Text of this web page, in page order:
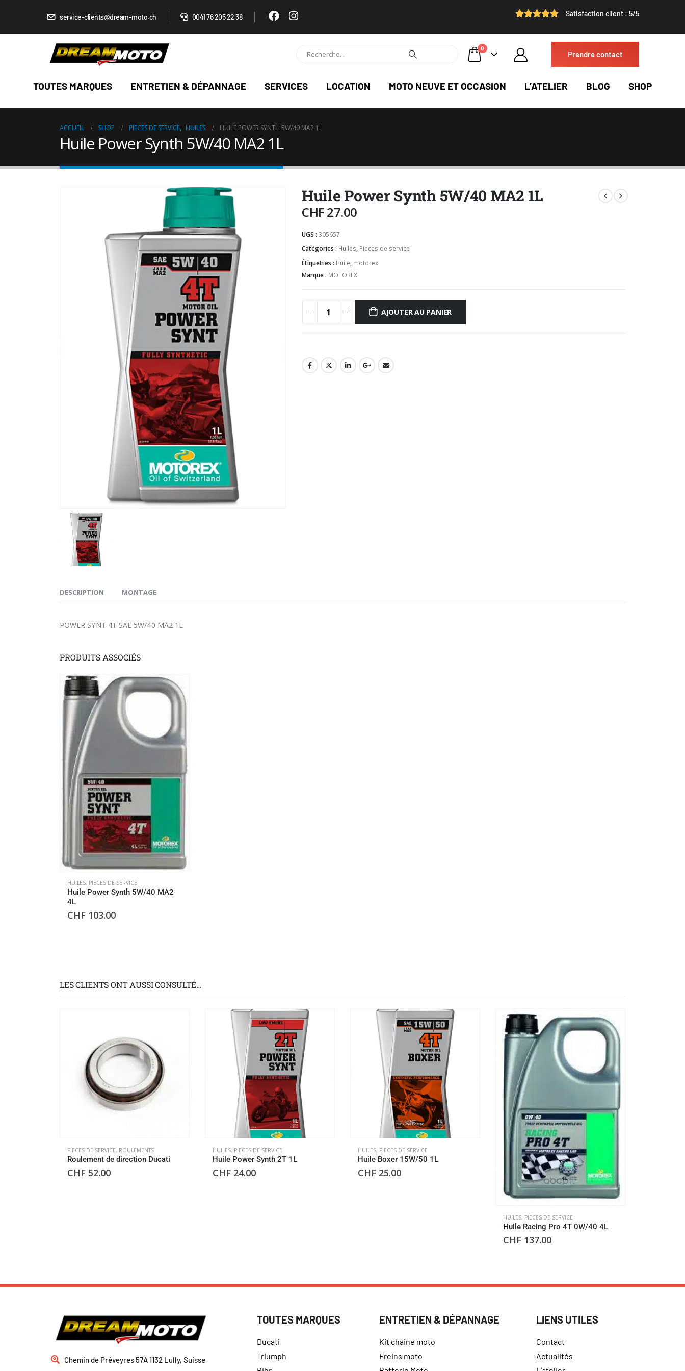
service-clients@dream-moto.ch 0041 76 205 22 38 Satisfaction client : 5/5
0
Prendre contact
TOUTES MARQUES ENTRETIEN & DÉPANNAGE SERVICES LOCATION MOTO NEUVE ET OCCASION L’ATELIER BLOG SHOP
ACCUEIL SHOP PIECES DE SERVICE, HUILES HUILE POWER SYNTH 5W/40 MA2 1L
Huile Power Synth 5W/40 MA2 1L
Huile Power Synth 5W/40 MA2 1L
CHF27.00
UGS : 305657
Catégories : Huiles, Pieces de service
Étiquettes : Huile, motorex
Marque : MOTOREX
AJOUTER AU PANIER
DESCRIPTION MONTAGE
POWER SYNT 4T SAE 5W/40 MA2 1L
PRODUITS ASSOCIÉS
HUILES, PIECES DE SERVICE
Huile Power Synth 5W/40 MA2
4L
CHF 103.00
LES CLIENTS ONT AUSSI CONSULTÉ…
PIECES DE SERVICE, ROULEMENTS
Roulement de direction Ducati
CHF 52.00
HUILES, PIECES DE SERVICE
Huile Power Synth 2T 1L
CHF 24.00
HUILES, PIECES DE SERVICE
Huile Boxer 15W/50 1L
CHF 25.00
HUILES, PIECES DE SERVICE
Huile Racing Pro 4T 0W/40 4L
CHF 137.00
Chemin de Préveyres 57A 1132 Lully, Suisse
TOUTES MARQUES
Ducati
Triumph
ENTRETIEN & DÉPANNAGE
Kit chaine moto
Freins moto
LIENS UTILES
Contact
Actualités